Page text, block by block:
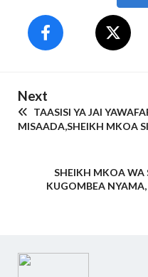
Next
TAASISI YA JAI
MISAADA,SHEIKH MKOA
SHEIKH MKOA WA
KUGOMBEA